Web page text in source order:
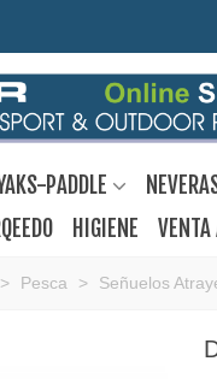
PADDLE
HIGIENE VENTA
> Pesca > Señuelos